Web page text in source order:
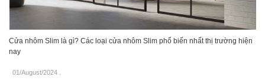
Cửa nhôm Slim là gì? Các loại cửa nhôm Slim phổ biến nhất thị trường hiện
nay
01/August/2024 .